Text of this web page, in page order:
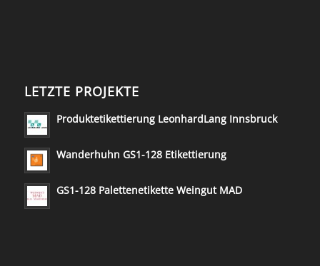
LETZTE PROJEKTE
Produktetikettierung LeonhardLang Innsbruck
Wanderhuhn GS1-128 Etikettierung
GS1-128 Palettenetikette Weingut MAD